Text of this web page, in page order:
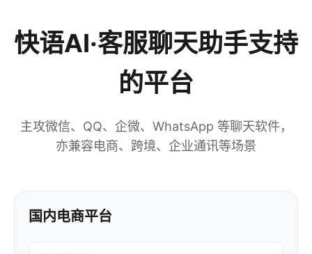
快语AI·客服聊天助手支持
的平台
主攻微信、QQ、企微、WhatsApp 等聊天软件，
亦兼容电商、跨境、企业通讯等场景
国内电商平台